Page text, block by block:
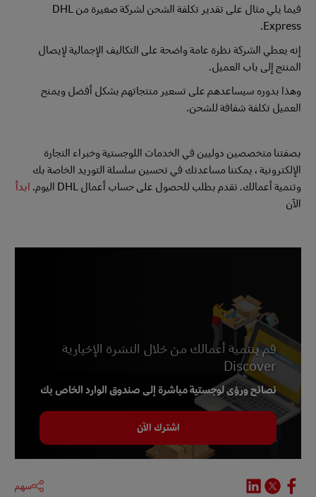
فيما يلي مثال على تقدير تكلفة الشحن لشركة صغيرة من DHL
Express.
إنه يعطي الشركة نظرة عامة واضحة على التكاليف الإجمالية لإيصال
المنتج إلى باب العميل.
وهذا بدوره سيساعدهم على تسعير منتجاتهم بشكل أفضل ويمنح
العميل تكلفة شفافة للشحن.
بصفتنا متخصصين دوليين في الخدمات اللوجستية وخبراء التجارة
الإلكترونية ، يمكننا مساعدتك في تحسين سلسلة التوريد الخاصة بك
وتنمية أعمالك. تقدم بطلب للحصول على حساب أعمال DHL اليوم.
ابدأ
الآن
قم بتنمية أعمالك من خلال النشرة الإخبارية
Discover
نصائح ورؤى لوجستية مباشرة إلى صندوق الوارد الخاص بك
اشترك الآن
سهم